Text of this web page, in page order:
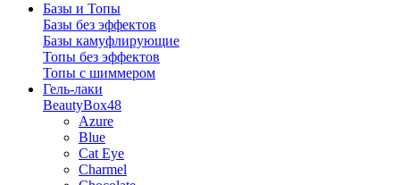
Базы и Топы
Базы без эффектов
Базы камуфлирующие
Топы без эффектов
Топы с шиммером
Гель-лаки
BeautyBox48
Azure
Blue
Cat Eye
Charmel